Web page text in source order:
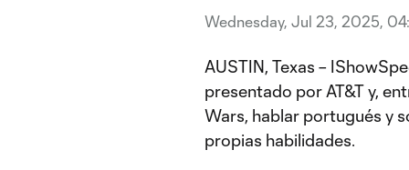
Wednesday, Jul 23, 2025,
AUSTIN, Texas –
presentado por AT&T y,
Wars, hablar portugués y
propias habilidades.